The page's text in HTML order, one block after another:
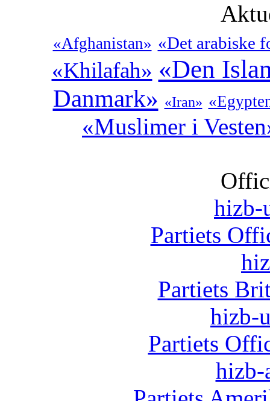
«Afghanistan» «Det arabiske
«Khilafah» «Den
Danmark» «Iran»
«Muslimer i
hizb-
Partiets
Partiets
hizb-
Partiets
hizb-